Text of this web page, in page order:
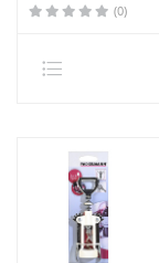
(0)